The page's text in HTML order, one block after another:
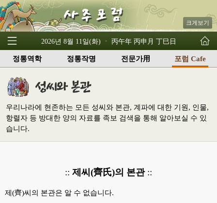
크게보기
2026년 8월 11일(화) ㆍ 丙午年 丙申月 丁巳日
정통역학 정통작명 전문가用 포럼 Cafe
우리나라에 현존하는 모든 성씨와 본관, 계파에 대한 기원, 인물,
항렬자 등 방대한 양의 자료를 족보 검색을 통해 알아보실 수 있
습니다.
:: 제씨(齊氏)의 본관::
제(齊)씨의 본관은 알 수 없습니다.